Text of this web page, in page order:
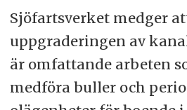
Sjöfartsverket medger
uppgraderingen av
är omfattande arbeten
medföra buller och